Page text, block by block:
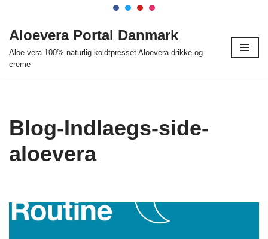
Spring
indhold
Aloevera Portal Danmark
Aloe vera 100% naturlig koldtpresset Aloevera drikke og
creme
Blog-Indlaegs-side-
aloevera